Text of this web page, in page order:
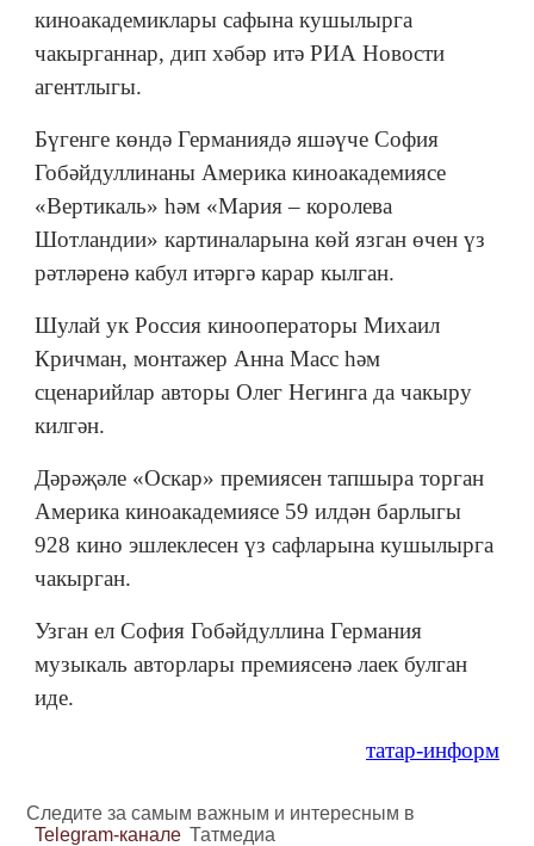
киноакадемиклары сафына кушылырга
чакырганнар, дип хәбәр итә РИА Новости
агентлыгы.
Бүгенге көндә Германиядә яшәүче София
Гобәйдуллинаны Америка киноакадемиясе
«Вертикаль» һәм «Мария – королева
Шотландии» картиналарына көй язган өчен үз
рәтләренә кабул итәргә карар кылган.
Шулай ук Россия кинооператоры Михаил
Кричман, монтажер Анна Масс һәм
сценарийлар авторы Олег Негинга да чакыру
килгән.
Дәрәҗәле «Оскар» премиясен тапшыра торган
Америка киноакадемиясе 59 илдән барлыгы
928 кино эшлеклесен үз сафларына кушылырга
чакырган.
Узган ел София Гобәйдуллина Германия
музыкаль авторлары премияcенә лаек булган
иде.
татар-информ
Следите за самым важным и интересным в
Telegram-канале Татмедиа